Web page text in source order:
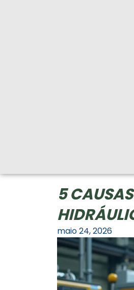
5
maio 24, 2026